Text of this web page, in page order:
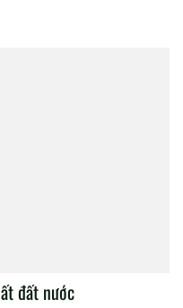
đất nước